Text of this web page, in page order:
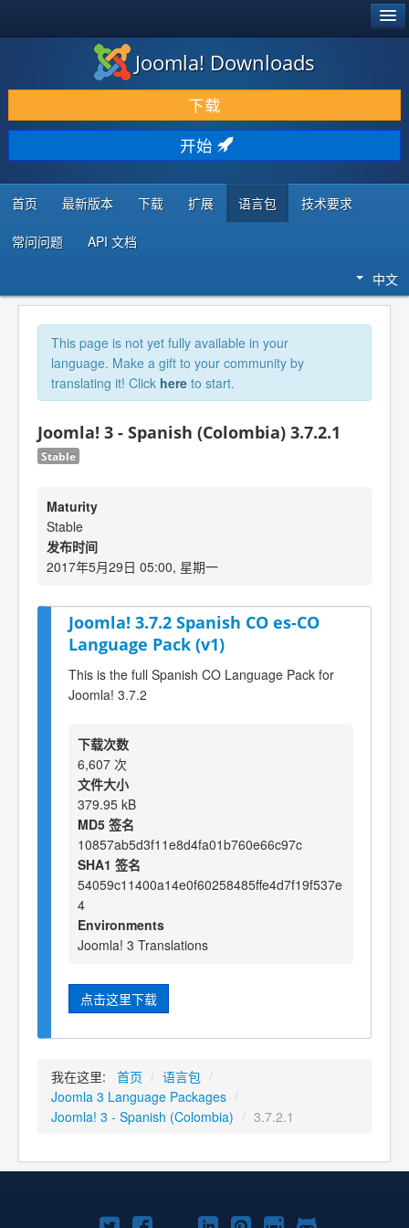
下载 & 扩展
发现 & 学习
社区 & 支持
开发者资源
Joomla! Downloads
下载
开始
首页 最新版本 下载 扩展 语言包 技术要求
常问问题 API 文档
中文
This page is not yet fully available in your
language. Make a gift to your community by
translating it! Click here to start.
Joomla! 3 - Spanish (Colombia) 3.7.2.1
Stable
Maturity
Stable
发布时间
2017年5月29日 05:00, 星期一
Joomla! 3.7.2 Spanish CO es-CO
Language Pack (v1)
This is the full Spanish CO Language Pack for
Joomla! 3.7.2
下载次数
6,607 次
文件大小
379.95 kB
MD5 签名
10857ab5d3f11e8d4fa01b760e66c97c
SHA1 签名
54059c11400a14e0f60258485ffe4d7f19f537e
4
Environments
Joomla! 3 Translations
点击这里下载
我在这里: 首页 / 语言包 /
Joomla 3 Language Packages /
Joomla! 3 - Spanish (Colombia) / 3.7.2.1